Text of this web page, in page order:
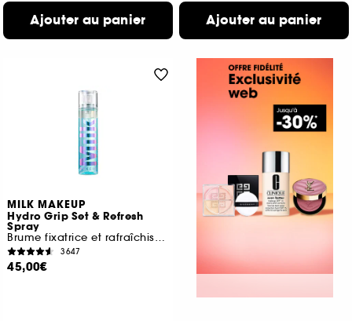
Ajouter au panier Ajouter au panier
MILK MAKEUP
Hydro Grip Set & Refresh
Spray
Brume fixatrice et rafraîchissante
3647
45,00€